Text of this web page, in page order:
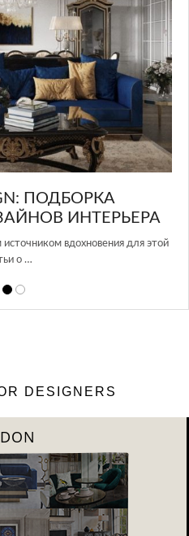
ПОДБОРКА
ИНТЕРЬЕРА
вдохновения для этой
о …
DESIGNERS